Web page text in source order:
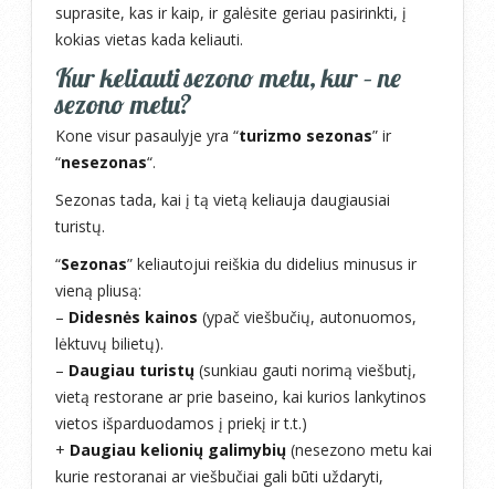
suprasite, kas ir kaip, ir galėsite geriau pasirinkti, į
kokias vietas kada keliauti.
Kur keliauti sezono metu, kur – ne
sezono metu?
Kone visur pasaulyje yra “turizmo sezonas” ir
“nesezonas“.
Sezonas tada, kai į tą vietą keliauja daugiausiai
turistų.
“Sezonas” keliautojui reiškia du didelius minusus ir
vieną pliusą:
– Didesnės kainos (ypač viešbučių, autonuomos,
lėktuvų bilietų).
– Daugiau turistų (sunkiau gauti norimą viešbutį,
vietą restorane ar prie baseino, kai kurios lankytinos
vietos išparduodamos į priekį ir t.t.)
+ Daugiau kelionių galimybių (nesezono metu kai
kurie restoranai ar viešbučiai gali būti uždaryti,